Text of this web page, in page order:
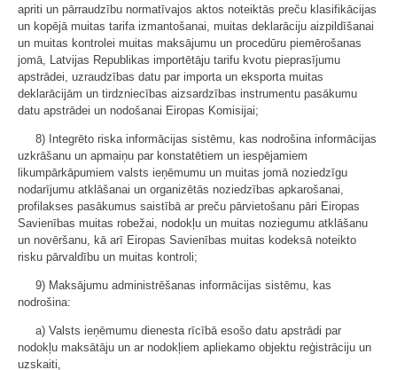
apriti un pārraudzību normatīvajos aktos noteiktās preču klasifikācijas
un kopējā muitas tarifa izmantošanai, muitas deklarāciju aizpildīšanai
un muitas kontrolei muitas maksājumu un procedūru piemērošanas
jomā, Latvijas Republikas importētāju tarifu kvotu pieprasījumu
apstrādei, uzraudzības datu par importa un eksporta muitas
deklarācijām un tirdzniecības aizsardzības instrumentu pasākumu
datu apstrādei un nodošanai Eiropas Komisijai;
8) Integrēto riska informācijas sistēmu, kas nodrošina informācijas
uzkrāšanu un apmaiņu par konstatētiem un iespējamiem
likumpārkāpumiem valsts ieņēmumu un muitas jomā noziedzīgu
nodarījumu atklāšanai un organizētās noziedzības apkarošanai,
profilakses pasākumus saistībā ar preču pārvietošanu pāri Eiropas
Savienības muitas robežai, nodokļu un muitas noziegumu atklāšanu
un novēršanu, kā arī Eiropas Savienības muitas kodeksā noteikto
risku pārvaldību un muitas kontroli;
9) Maksājumu administrēšanas informācijas sistēmu, kas
nodrošina:
a) Valsts ieņēmumu dienesta rīcībā esošo datu apstrādi par
nodokļu maksātāju un ar nodokļiem apliekamo objektu reģistrāciju un
uzskaiti,